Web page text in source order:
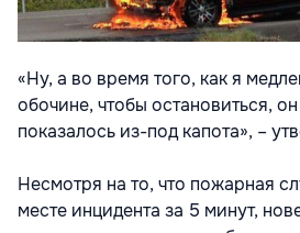
«Ну, а во время того, как я
обочине, чтобы остановиться,
показалось из-под капота», –
Несмотря на то, что пожарная
месте инцидента за 5 минут,